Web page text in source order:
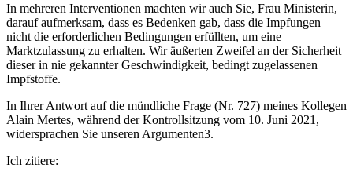
In mehreren Interventionen machten wir auch Sie, Frau Ministerin,
darauf aufmerksam, dass es Bedenken gab, dass die Impfungen
nicht die erforderlichen Bedingungen erfüllten, um eine
Marktzulassung zu erhalten. Wir äußerten Zweifel an der Sicherheit
dieser in nie gekannter Geschwindigkeit, bedingt zugelassenen
Impfstoffe.
In Ihrer Antwort auf die mündliche Frage (Nr. 727) meines Kollegen
Alain Mertes, während der Kontrollsitzung vom 10. Juni 2021,
widersprachen Sie unseren Argumenten3.
Ich zitiere: